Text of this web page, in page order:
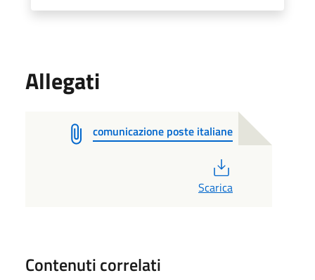
Allegati
comunicazione poste italiane
Scarica
Contenuti correlati